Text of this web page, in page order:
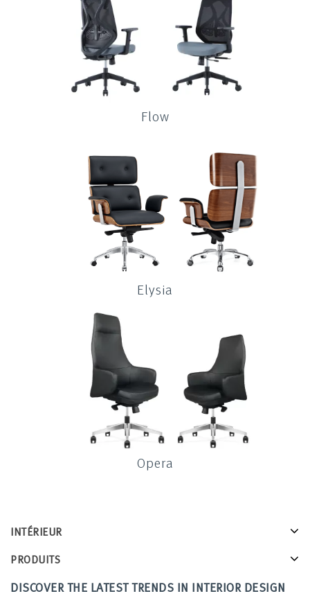
Flow
Elysia
Opera
INTÉRIEUR
PRODUITS
DISCOVER THE LATEST TRENDS IN INTERIOR DESIGN